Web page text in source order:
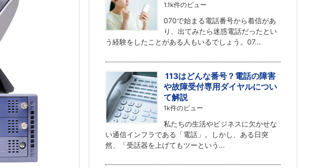
1.1k件のビュー
070で始まる電話番号から着信があ
り、出てみたら迷惑電話だったとい
う経験をしたことがある人もいるでしょう。07...
113はどんな番号？電話の障害
や故障受付専用ダイヤルについ
て解説
1k件のビュー
私たちの生活やビジネスに欠かせな
い通信インフラである「電話」。しかし、ある日突
然、「受話器を上げてもツーという...